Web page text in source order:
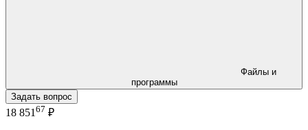
программы
Задать вопрос
18 851 67 ₽